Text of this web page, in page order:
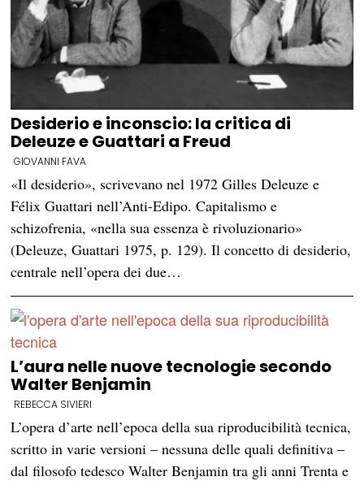
Desiderio e inconscio: la critica di
Deleuze e Guattari a Freud
GIOVANNI FAVA
«Il desiderio», scrivevano nel 1972 Gilles Deleuze e
Félix Guattari nell’Anti-Edipo. Capitalismo e
schizofrenia, «nella sua essenza è rivoluzionario»
(Deleuze, Guattari 1975, p. 129). Il concetto di desiderio,
centrale nell’opera dei due…
L’aura nelle nuove tecnologie secondo
Walter Benjamin
REBECCA SIVIERI
L’opera d’arte nell’epoca della sua riproducibilità tecnica,
scritto in varie versioni – nessuna delle quali definitiva –
dal filosofo tedesco Walter Benjamin tra gli anni Trenta e